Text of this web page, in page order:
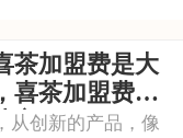
颖而出。不少投资
，以下是开一个霸
概多少钱，
茶加盟费是大
喜茶加盟费用
方面
创新的产品，像